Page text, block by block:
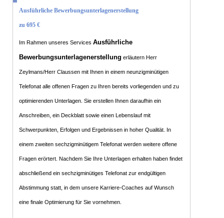
Ausführliche Bewerbungsunterlagenerstellung
zu 695 €
Im Rahmen unseres Services Ausführliche
Bewerbungsunterlagenerstellung erläutern Herr
Zeylmans/Herr Claussen mit Ihnen in einem neunzigminütigen
Telefonat alle offenen Fragen zu Ihren bereits vorliegenden und zu
optimierenden Unterlagen. Sie erstellen Ihnen daraufhin ein
Anschreiben, ein Deckblatt sowie einen Lebenslauf mit
Schwerpunkten, Erfolgen und Ergebnissen in hoher Qualität. In
einem zweiten sechzigminütigem Telefonat werden weitere offene
Fragen erörtert. Nachdem Sie Ihre Unterlagen erhalten haben findet
abschließend ein sechzigminütiges Telefonat zur endgültigen
Abstimmung statt, in dem unsere Karriere-Coaches auf Wunsch
eine finale Optimierung für Sie vornehmen.